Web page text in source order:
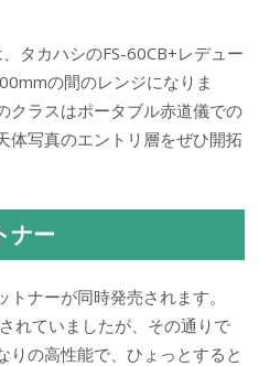
タカハシのFS-60CB+レデュー
の間のレンジになりま
クラスはポータブル赤道儀での
体写真のエントリ層をぜひ開拓
ナー
ナーが同時発売されます。
れていましたが、その通りで
りの高性能で、ひょっとすると